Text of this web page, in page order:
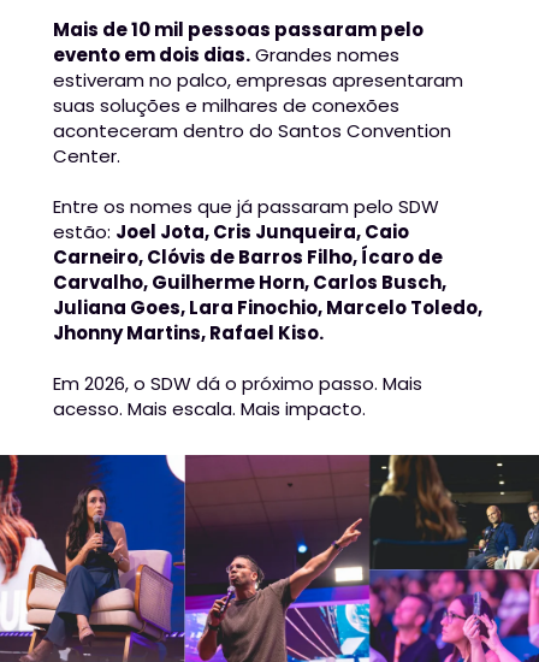
Mais de 10 mil pessoas passaram pelo
evento em dois dias. Grandes nomes
estiveram no palco, empresas apresentaram
suas soluções e milhares de conexões
aconteceram dentro do Santos Convention
Center.
Entre os nomes que já passaram pelo SDW
estão: Joel Jota, Cris Junqueira, Caio
Carneiro, Clóvis de Barros Filho, Ícaro de
Carvalho, Guilherme Horn, Carlos Busch,
Juliana Goes, Lara Finochio, Marcelo Toledo,
Jhonny Martins, Rafael Kiso.
Em 2026, o SDW dá o próximo passo. Mais
acesso. Mais escala. Mais impacto.